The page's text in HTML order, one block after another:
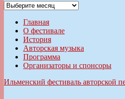
Архивы
Главная
О фестивале
История
Авторская музыка
Программа
Организаторы и спонсоры
Ильменский фестиваль авторской